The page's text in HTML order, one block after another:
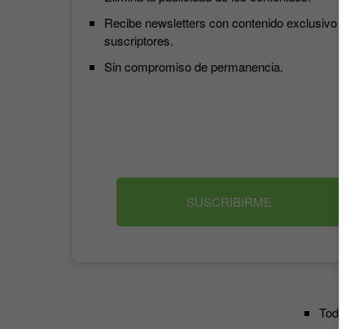
Recibe newsletters con contenido exclusivo
suscriptores.
Sin compromiso de permanencia.
SUSCRIBIRME